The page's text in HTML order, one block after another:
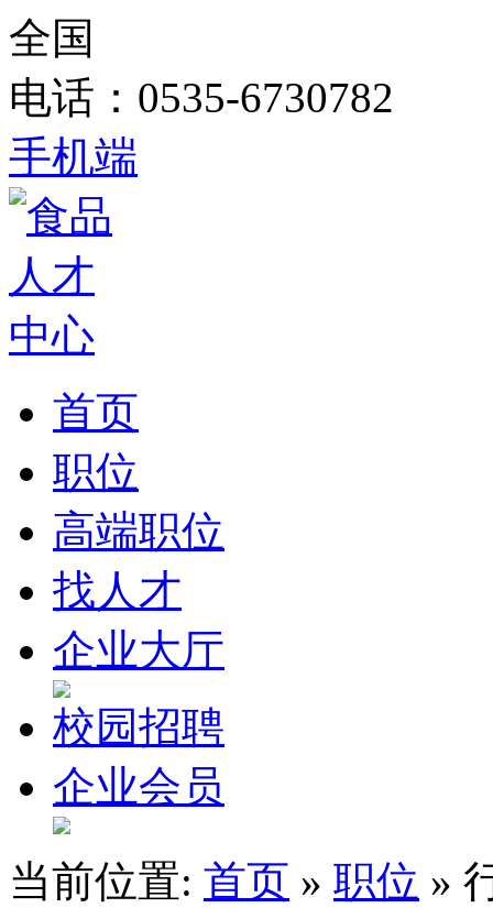
全国
电话：0535-6730782
手机端
首页
职位
高端职位
找人才
企业大厅
校园招聘
企业会员
当前位置: 首页 » 职位 »